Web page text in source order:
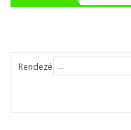
Rendezés